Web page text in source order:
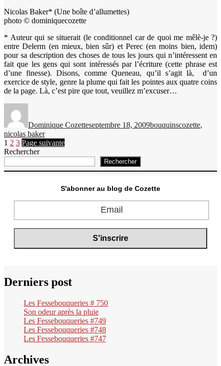
Nicolas Baker* (Une boîte d’allumettes)
photo © dominiquecozette
* Auteur qui se situerait (le conditionnel car de quoi me mêlè-je ?)
entre Delerm (en mieux, bien sûr) et Perec (en moins bien, idem)
pour sa description des choses de tous les jours qui n’intéressent en
fait que les gens qui sont intéressés par l’écriture (cette phrase est
d’une finesse). Disons, comme Queneau, qu’il s’agit là, d’un
exercice de style, genre la plume qui fait les pointes aux quatre coins
de la page. Là, c’est pire que tout, veuillez m’excuser…
Dominique Cozetteseptembre 18, 2009bouquinscozette,
nicolas baker
Pagination
des
publications
Page
1 Page
2 Page
3 Page suivante
Rechercher
Rechercher
S'abonner au blog de Cozette
Derniers post
Les Fessebouqueries # 750
Son odeur après la pluie
Les Fessebouqueries #749
Les Fessebouqueries #748
Les Fessebouqueries #747
Archives